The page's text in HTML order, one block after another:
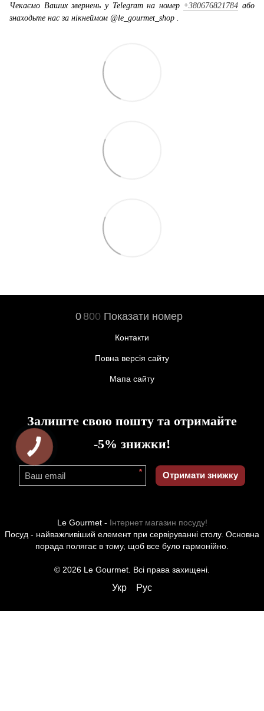
Чекаємо Ваших звернень у Telegram на номер +380676821784 або
знаходьте нас за нікнеймом @le_gourmet_shop .
0 800 Показати номер
Контакти
Повна версія сайту
Мапа сайту
Залиште свою пошту та отримайте
-5% знижки!
* Отримати знижку
Le Gourmet - Інтернет магазин посуду!
Посуд - найважливіший елемент при сервіруванні столу. Основна
порада полягає в тому, щоб все було гармонійно.
© 2026 Le Gourmet. Всі права захищені.
Укр Рус